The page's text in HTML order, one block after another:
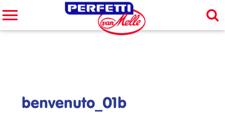
Cerca nel sito
benvenuto_01b